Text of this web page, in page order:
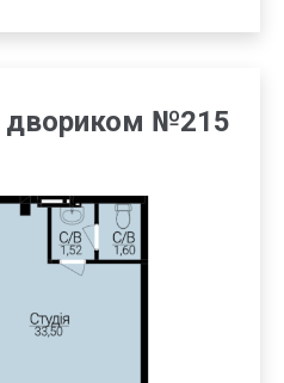
двориком №215